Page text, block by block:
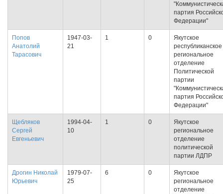
партия
Федерации"
Попов
Анатолий
Тарасович
1947-03-
21
1 0
Якутское
республиканское
региональное
отделение
Политической
партии
партия
Федерации"
Щебляков
Сергей
Евгеньевич
1994-04-
10
1 0
Якутское
региональное
отделение
политической
партии ЛДПР
Дрогин Николай
Юрьевич
1979-07-
25
6 0
Якутское
региональное
отделение